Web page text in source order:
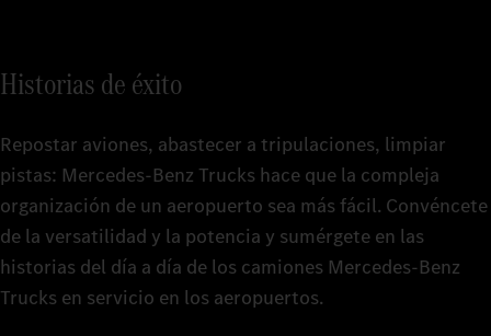
Historias de éxito
Repostar aviones, abastecer a tripulaciones, limpiar
pistas: Mercedes‑Benz Trucks hace que la compleja
organización de un aeropuerto sea más fácil. Convéncete
de la versatilidad y la potencia y sumérgete en las
historias del día a día de los camiones Mercedes‑Benz
Trucks en servicio en los aeropuertos.